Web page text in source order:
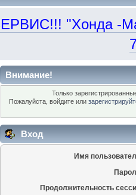
"Хонда -
Внимание!
Только
Пожалуйста, войдите или
Вход
Имя
Продолжительность